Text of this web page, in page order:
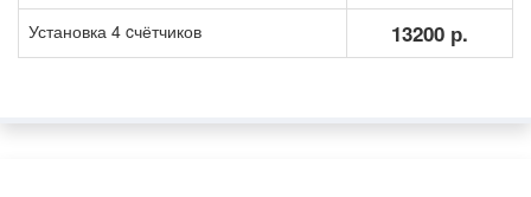
Установка 4 cчётчиков 13200 р.